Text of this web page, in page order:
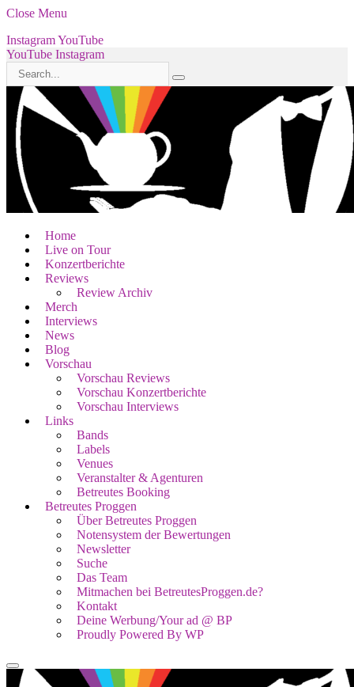
Close Menu
InstagramYouTube
YouTube Instagram
Home
Live on Tour
Konzertberichte
Reviews
Review Archiv
Merch
Interviews
News
Blog
Vorschau
Vorschau Reviews
Vorschau Konzertberichte
Vorschau Interviews
Links
Bands
Labels
Venues
Veranstalter & Agenturen
Betreutes Booking
Betreutes Proggen
Über Betreutes Proggen
Notensystem der Bewertungen
Newsletter
Suche
Das Team
Mitmachen bei BetreutesProggen.de?
Kontakt
Deine Werbung/Your ad @ BP
Proudly Powered By WP